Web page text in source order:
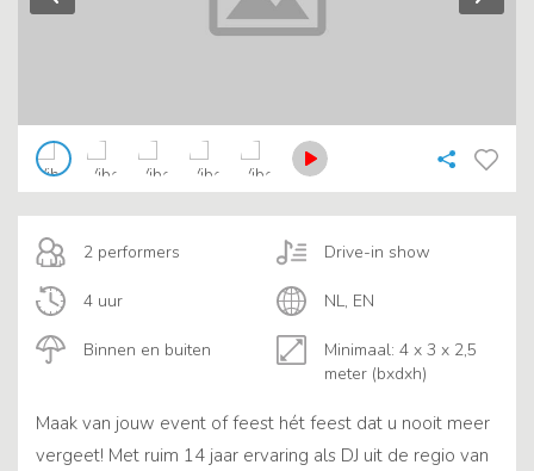
2 performers
Binnen en buiten
Drive-in show
4 uur
Minimaal: 4 x 3 x 2,5
meter (bxdxh)
NL, EN
Maak van jouw event of feest hét feest dat u nooit meer
vergeet! Met ruim 14 jaar ervaring als DJ uit de regio van